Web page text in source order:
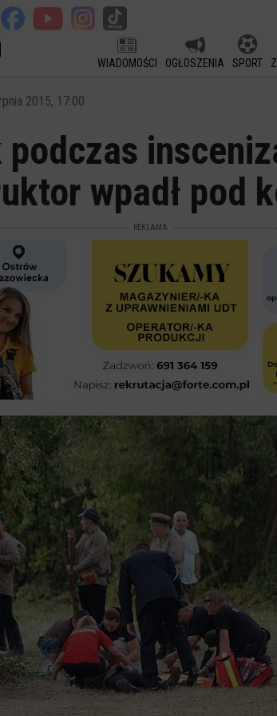
WIADOMOŚCI OGŁOSZENIA SPORT
2015, 17:00
podczas
wpadł pod
REKLAMA